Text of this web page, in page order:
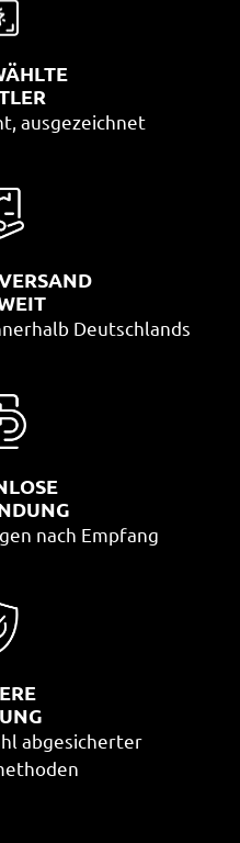
ausgezeichnet
Deutschlands
nach Empfang
abgesicherter